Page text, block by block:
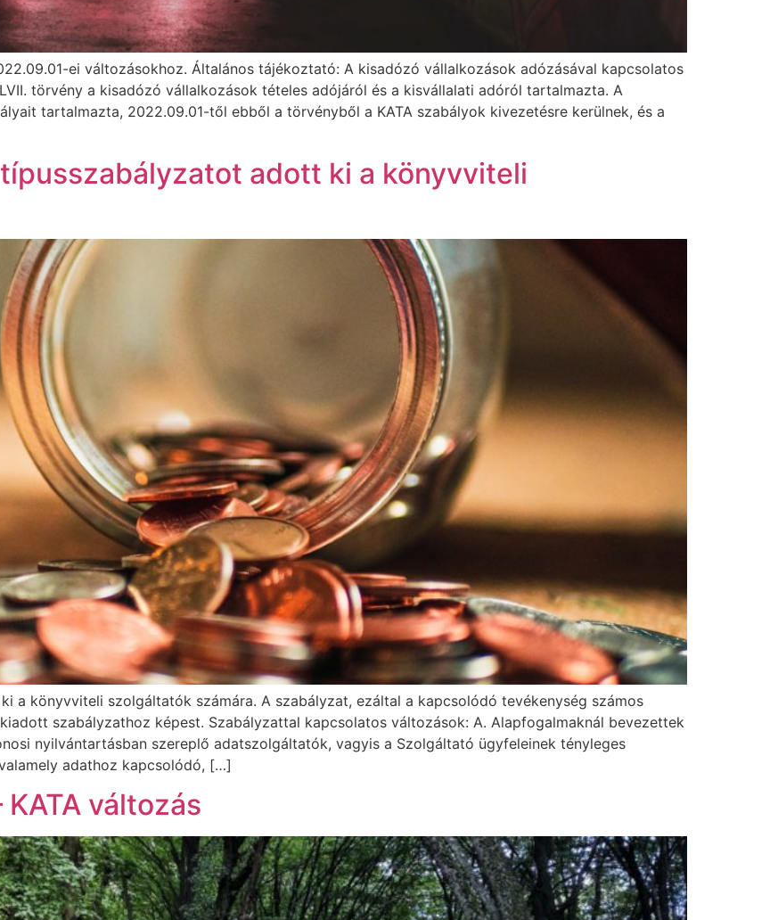
ei változásokhoz. Általános tájékoztató: A kisadózó vállalkozások adózásával kapcsolatos
törvény a kisadózó vállalkozások tételes adójáról és a kisvállalati adóról tartalmazta. A
tartalmazta, 2022.09.01-től ebből a törvényből a KATA szabályok kivezetésre kerülnek, és a
adott ki a könyvviteli
a könyvviteli szolgáltatók számára. A szabályzat, ezáltal a kapcsolódó tevékenység számos
szabályzathoz képest. Szabályzattal kapcsolatos változások: A. Alapfogalmaknál bevezettek
nyilvántartásban szereplő adatszolgáltatók, vagyis a Szolgáltató ügyfeleinek tényleges
adathoz kapcsolódó, […]
változás